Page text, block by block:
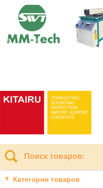
Поиск товаров:
Категории товаров